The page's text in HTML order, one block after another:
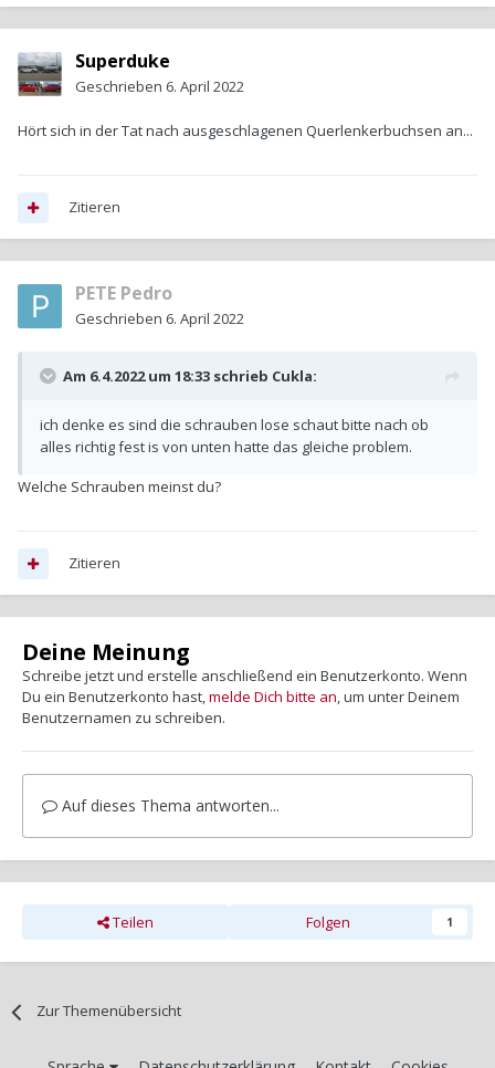
Superduke
Geschrieben 6. April 2022
Hört sich in der Tat nach ausgeschlagenen Querlenkerbuchsen an...
Zitieren
PETE Pedro
Geschrieben 6. April 2022
Am 6.4.2022 um 18:33 schrieb Cukla:
ich denke es sind die schrauben lose schaut bitte nach ob
alles richtig fest is von unten hatte das gleiche problem.
Welche Schrauben meinst du?
Zitieren
Deine Meinung
Schreibe jetzt und erstelle anschließend ein Benutzerkonto. Wenn
Du ein Benutzerkonto hast,melde Dich bitte an, um unter Deinem
Benutzernamen zu schreiben.
Auf dieses Thema antworten...
Teilen Folgen 1
Zur Themenübersicht